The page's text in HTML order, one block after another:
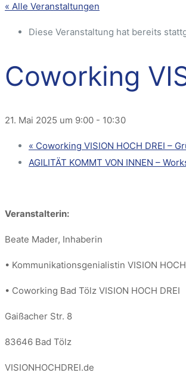
« Alle Veranstaltungen
Diese Veranstaltung hat bereits
Coworking
21. Mai 2025 um 9:00 - 10:30
« Coworking VISION HOCH DREI –
AGILITÄT KOMMT VON INNEN –
Veranstalterin:
Beate Mader, Inhaberin
• Kommunikationsgenialistin VISION
• Coworking Bad Tölz VISION HOCH DREI
Gaißacher Str. 8
83646 Bad Tölz
VISIONHOCHDREI.de